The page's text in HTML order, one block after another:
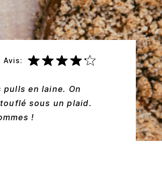
Avis:
pulls en laine. On
sous un plaid.
!